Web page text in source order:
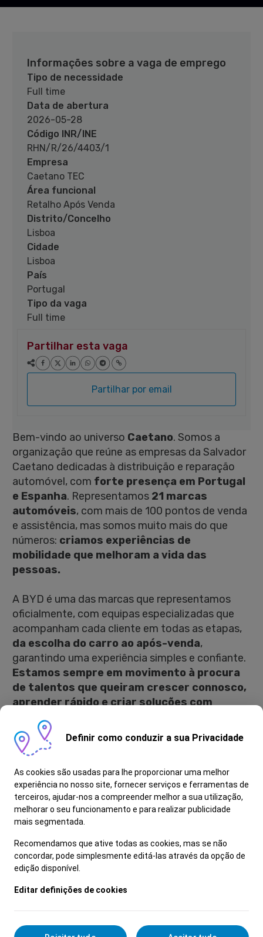
Informações sobre a vaga de emprego
Tipo de necessidade
Full time
Data de abertura
2026-05-28
Código INR/INE
RHN/R/26/4403/1
Empresa
Caetano TEC
Área funcional
Retalho Após Venda
Distrito/Concelho
Lisboa
Cidade
Lisboa
País
Portugal
Tipo da vaga
Full time
Partilhar esta vaga
Partilhar por email
Bem-vindo ao universo Caetano. Somos a
organização que reúne as empresas da Salvador
Caetano dedicadas à distribuição e reparação
automóvel, com forte presença em Portugal
e Espanha. Representamos 21 marcas
automóveis, com mais de 100 pontos de venda
e assistência, mas somos muito mais do que
números: criamos experiências de
mobilidade que melhoram a vida das
pessoas.
A BYD é uma das marcas que representamos
oficialmente, com equipas especializadas que
acompanham cada cliente em todas as etapas,
da escolha do carro ao após-venda,
garantindo uma experiência simples e confiante.
Estamos sempre em movimento à procura
de talentos que queiram crescer connosco,
aprender rápido e criar soluções com
impacto real.
Como é Ser Experimentador?
- Realiza testes de estrada e validação de
reparações
- Diagnostica ruídos, vibrações e anomalias de
condução
reparação
- Revela foco no cliente, garantindo que os seus
- É proativo e sabe trabalhar em equipa
Definir como conduzir a sua Privacidade
As cookies são usadas para lhe proporcionar uma melhor
experiência no nosso site, fornecer serviços e ferramentas de
terceiros, ajudar-nos a compreender melhor a sua utilização,
melhorar o seu funcionamento e para realizar publicidade
mais segmentada.
Recomendamos que ative todas as cookies, mas se não
concordar, pode simplesmente editá-las através da opção de
edição disponível.
Editar definições de cookies